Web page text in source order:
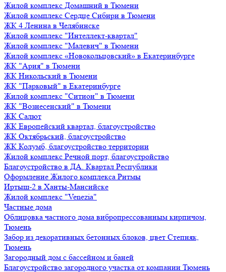
Жилой комплекс Домашний в Тюмени
Жилой комплекс Сердце Сибири в Тюмени
ЖК 4 Ленина в Челябинске
Жилой комплекс "Интеллект-квартал"
Жилой комплекс "Малевич" в Тюмени
Жилой комплекс «Новокольцовский» в Екатеринбурге
ЖК "Ария" в Тюмени
ЖК Никольский в Тюмени
ЖК "Парковый" в Екатеринбурге
Жилой комплекс "Ситион" в Тюмени
ЖК "Вознесенский" в Тюмени
ЖК Салют
ЖК Европейский квартал, благоустройство
ЖК Октябрьский, благоустройство
ЖК Колумб, благоустройство территории
Жилой комплекс Речной порт, благоустройство
Благоустройство в ДА. Квартал Республики
Оформление Жилого комплекса Ритмы
Иртыш-2 в Ханты-Мансийске
Жилой комплекс "Venezia"
Частные дома
Облицовка частного дома вибропрессованным кирпичом,
Тюмень
Забор из декоративных бетонных блоков, цвет Степняк,
Тюмень
Загородный дом с бассейном и баней
Благоустройство загородного участка от компании Тюмень